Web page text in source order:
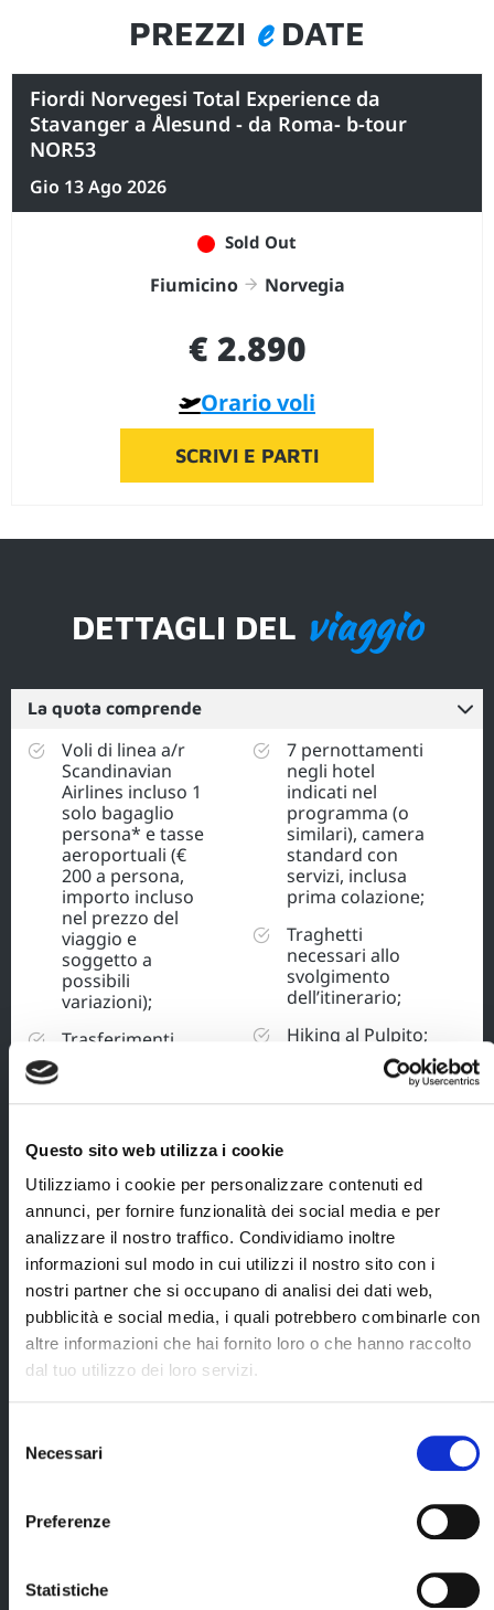
Questo sito web utilizza i cookie
Utilizziamo i cookie per personalizzare contenuti ed
annunci, per fornire funzionalità dei social media e per
analizzare il nostro traffico. Condividiamo inoltre
informazioni sul modo in cui utilizzi il nostro sito con i
nostri partner che si occupano di analisi dei dati web,
pubblicità e social media, i quali potrebbero combinarle con
altre informazioni che hai fornito loro o che hanno raccolto
dal tuo utilizzo dei loro servizi.
delNecessari
Preferenze
Statistiche
PREZZI eDATE
Fiordi Norvegesi Total Experience da
Stavanger a Ålesund - da Roma- b-tour
NOR53
Gio 13 Ago 2026
Sold Out
Fiumicino Norvegia
€ 2.890
Orario voli
SCRIVI E PARTI
DETTAGLI DEL viaggio
La quota comprende
Voli di linea a/r
Scandinavian
Airlines incluso 1
solo bagaglio
persona* e tasse
aeroportuali (€
200 a persona,
importo incluso
nel prezzo del
viaggio e
soggetto a
possibili
variazioni);
Trasferimenti
locale parlante
italiano dal primo
all'ultimo giorno;
Noleggio minivan
a 9 posti con
assicurazioni
obbligatorie;
7 pernottamenti
negli hotel
indicati nel
programma (o
similari), camera
standard con
servizi, inclusa
prima colazione;
Traghetti
necessari allo
svolgimento
dell’itinerario;
Hiking al Pulpito;
Navigazioni nel
Geirangerfjord e
Visita guidata a
piedi a Bergen
con guida locale
(durata 2 ore
Costi fissi di prenotazione e
assicurazione
importo incluso nel prezzo del